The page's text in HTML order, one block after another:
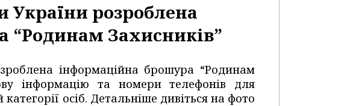
України розроблена
“Родинам Захисників”
інформаційна брошура “Родинам
інформацію та номери телефонів для
осіб. Детальніше дивіться на фото